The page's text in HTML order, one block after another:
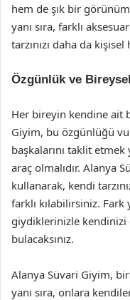
hem de şık bir
yanı sıra, farklı
tarzınızı daha da
Özgünlük ve
Her bireyin kendine ait
Giyim, bu özgünlüğü
başkalarını taklit
araç olmalıdır. Alanya
kullanarak, kendi
farklı kılabilirsiniz.
giydiklerinizle kendinizi
bulacaksınız.
Alanya Süvari Giyim,
yanı sıra, onlara